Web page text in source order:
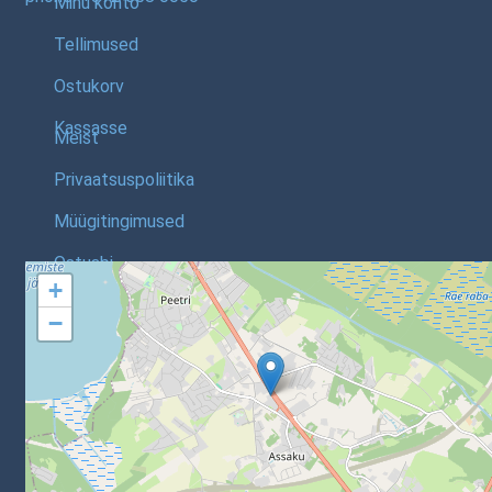
Tellimused
Ostukorv
Kassasse
Meist
Privaatsuspoliitika
Müügitingimused
Ostuabi
+
−